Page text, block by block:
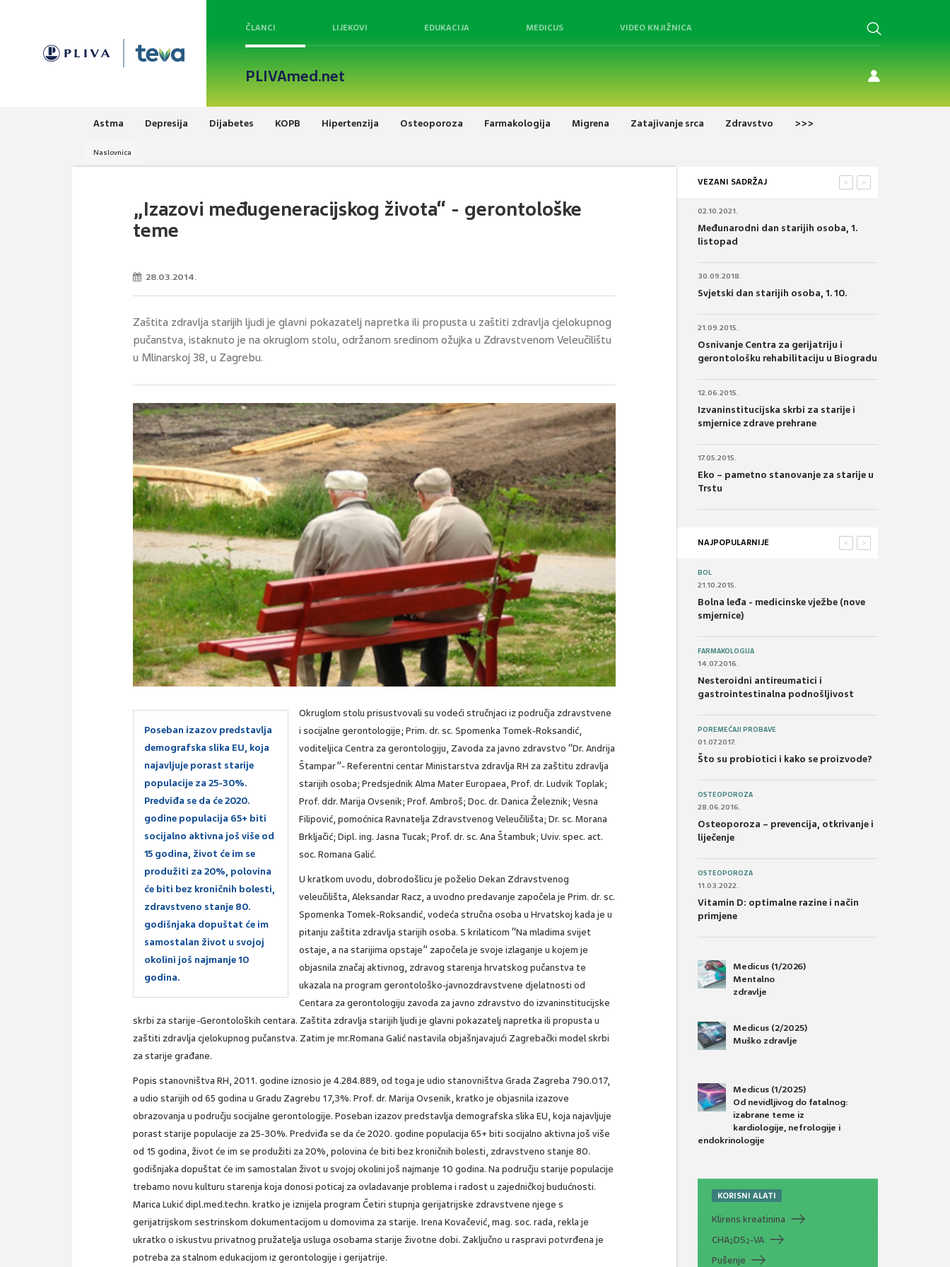
ČLANCI LIJEKOVI EDUKACIJA MEDICUS VIDEO KNJIŽNICA
PLIVAmed.net
Astma Depresija Dijabetes KOPB Hipertenzija Osteoporoza Farmakologija Migrena Zatajivanje srca Zdravstvo >>>
Naslovnica
„Izazovi međugeneracijskog života“ - gerontološke
teme
28.03.2014.
Zaštita zdravlja starijih ljudi je glavni pokazatelj napretka ili propusta u zaštiti zdravlja cjelokupnog
pučanstva, istaknuto je na okruglom stolu, održanom sredinom ožujka u Zdravstvenom Veleučilištu
u Mlinarskoj 38, u Zagrebu.
Poseban izazov predstavlja
demografska slika EU, koja
najavljuje porast starije
populacije za 25-30%.
Predviđa se da će 2020.
godine populacija 65+ biti
socijalno aktivna još više od
15 godina, život će im se
produžiti za 20%, polovina
će biti bez kroničnih bolesti,
zdravstveno stanje 80.
godišnjaka dopuštat će im
samostalan život u svojoj
okolini još najmanje 10
godina.
Okruglom stolu prisustvovali su vodeći stručnjaci iz područja zdravstvene
i socijalne gerontologije; Prim. dr. sc. Spomenka Tomek-Roksandić,
voditeljica Centra za gerontologiju, Zavoda za javno zdravstvo “Dr. Andrija
Štampar”- Referentni centar Ministarstva zdravlja RH za zaštitu zdravlja
starijih osoba; Predsjednik Alma Mater Europaea, Prof. dr. Ludvik Toplak;
Prof. ddr. Marija Ovsenik; Prof. Ambroš; Doc. dr. Danica Železnik; Vesna
Filipović, pomoćnica Ravnatelja Zdravstvenog Veleučilišta; Dr. sc. Morana
Brkljačić; Dipl. ing. Jasna Tucak; Prof. dr. sc. Ana Štambuk; Uviv. spec. act.
soc. Romana Galić.
U kratkom uvodu, dobrodošlicu je poželio Dekan Zdravstvenog
veleučilišta, Aleksandar Racz, a uvodno predavanje započela je Prim. dr. sc.
Spomenka Tomek-Roksandić, vodeća stručna osoba u Hrvatskoj kada je u
pitanju zaštita zdravlja starijih osoba. S krilaticom “Na mladima svijet
ostaje, a na starijima opstaje” započela je svoje izlaganje u kojem je
objasnila značaj aktivnog, zdravog starenja hrvatskog pučanstva te
ukazala na program gerontološko-javnozdravstvene djelatnosti od
Centara za gerontologiju zavoda za javno zdravstvo do izvaninstitucijske
skrbi za starije-Gerontoloških centara. Zaštita zdravlja starijih ljudi je glavni pokazatelj napretka ili propusta u
zaštiti zdravlja cjelokupnog pučanstva. Zatim je mr.Romana Galić nastavila objašnjavajući Zagrebački model skrbi
za starije građane.
Popis stanovništva RH, 2011. godine iznosio je 4.284.889, od toga je udio stanovništva Grada Zagreba 790.017,
a udio starijih od 65 godina u Gradu Zagrebu 17,3%. Prof. dr. Marija Ovsenik, kratko je objasnila izazove
obrazovanja u području socijalne gerontologije. Poseban izazov predstavlja demografska slika EU, koja najavljuje
porast starije populacije za 25-30%. Predviđa se da će 2020. godine populacija 65+ biti socijalno aktivna još više
od 15 godina, život će im se produžiti za 20%, polovina će biti bez kroničnih bolesti, zdravstveno stanje 80.
godišnjaka dopuštat će im samostalan život u svojoj okolini još najmanje 10 godina. Na području starije populacije
trebamo novu kulturu starenja koja donosi poticaj za ovladavanje problema i radost u zajedničkoj budućnosti.
Marica Lukić dipl.med.techn. kratko je iznijela program Četiri stupnja gerijatrijske zdravstvene njege s
gerijatrijskom sestrinskom dokumentacijom u domovima za starije. Irena Kovačević, mag. soc. rada, rekla je
ukratko o iskustvu privatnog pružatelja usluga osobama starije životne dobi. Zaključno u raspravi potvrđena je
potreba za stalnom edukacijom iz gerontologije i gerijatrije.
VEZANI SADRŽAJ >
<
02.10.2021.
Međunarodni dan starijih osoba, 1.
listopad
30.09.2018.
Svjetski dan starijih osoba, 1. 10.
21.09.2015.
Osnivanje Centra za gerijatriju i
gerontološku rehabilitaciju u Biogradu
12.06.2015.
Izvaninstitucijska skrbi za starije i
smjernice zdrave prehrane
17.05.2015.
Eko – pametno stanovanje za starije u
Trstu
NAJPOPULARNIJE >
<
BOL
21.10.2015.
Bolna leđa - medicinske vježbe (nove
smjernice)
FARMAKOLOGIJA
14.07.2016.
Nesteroidni antireumatici i
gastrointestinalna podnošljivost
POREMEĆAJI PROBAVE
01.07.2017.
Što su probiotici i kako se proizvode?
OSTEOPOROZA
28.06.2016.
Osteoporoza – prevencija, otkrivanje i
liječenje
OSTEOPOROZA
11.03.2022.
Vitamin D: optimalne razine i način
primjene
Medicus (1/2026)
Mentalno
zdravlje
Medicus (2/2025)
Muško zdravlje
Medicus (1/2025)
Od nevidljivog do fatalnog:
izabrane teme iz
kardiologije, nefrologije i
endokrinologije
KORISNI ALATI
Klirens kreatinina
CHA2DS2-VA
Pušenje